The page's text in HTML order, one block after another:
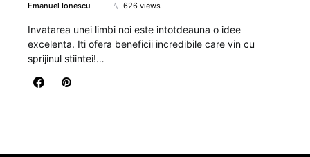
Emanuel Ionescu 626 views
Invatarea unei limbi noi este intotdeauna o idee
excelenta. Iti ofera beneficii incredibile care vin cu
sprijinul stiintei!…